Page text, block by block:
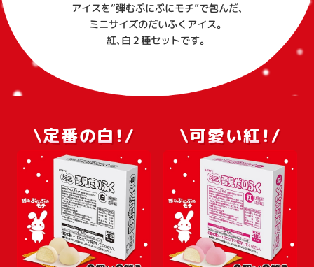
アイスを“弾むぷにぷにモチ”で包んだ、
ミニサイズのだいふくアイス。
紅、白２種セットです。
\定番の白！/ \可愛い紅！/